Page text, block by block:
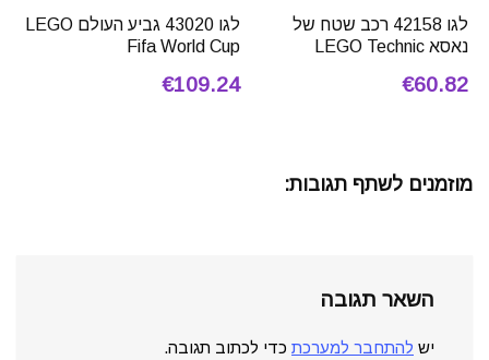
לגו 42158 רכב שטח של
נאסא LEGO Technic
€60.82
לגו 43020 גביע העולם LEGO
Fifa World Cup
€109.24
מוזמנים לשתף תגובות:
השאר תגובה
יש להתחבר למערכת כדי לכתוב תגובה.